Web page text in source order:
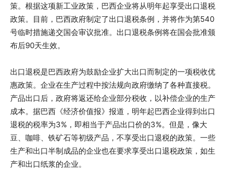
策。根据这项新工业政策，巴西企业将从明年起享受出口退税
政策。目前，巴西政府制定了出口退税条例，并将作为第540
号临时措施递交国会审议批准。出口退税条例将在国会批准颁
布后90天生效。
出口退税是巴西政府为鼓励企业扩大出口而制定的一项税收优
惠政策。企业在生产过程中按法规向政府缴纳了各种直接税。
产品出口后，政府将返还给企业部分税收，以补偿企业的生产
成本。据巴西《经济价值报》报道，明年起巴西企业得到出口
退税的税率为3%，即相当于产品出口价的3%。但是，像大
豆、咖啡、铁矿石等初级产品，不享受出口退税的政策。一些
生产和出口半制成品的企业也在要求享受出口退税政策，如生
产和出口纸浆的企业。